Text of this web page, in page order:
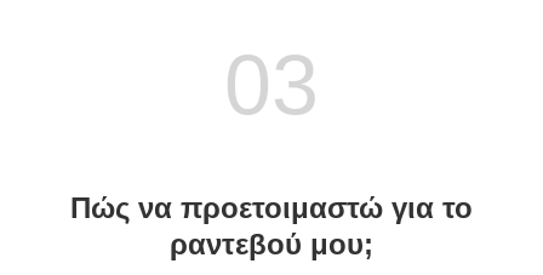
03
Πώς να προετοιμαστώ για το
ραντεβού μου;